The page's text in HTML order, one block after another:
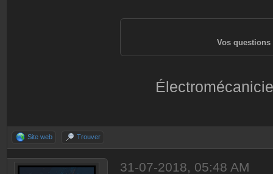
Vos questions
Site web Trouver
31-07-2018, 05:48 AM